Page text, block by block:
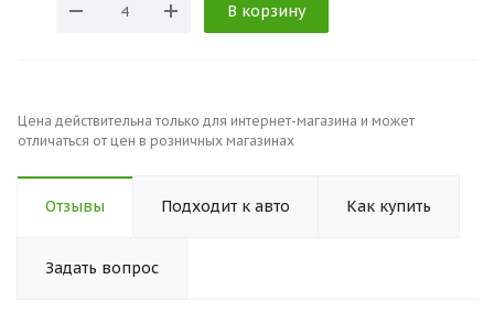
В корзину
Цена действительна только для интернет-магазина и может
отличаться от цен в розничных магазинах
Отзывы Подходит к авто Как купить
Задать вопрос